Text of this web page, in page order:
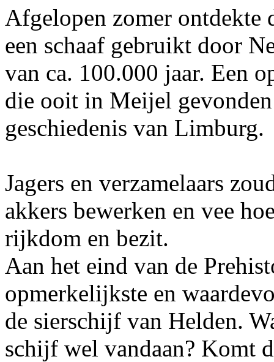
Afgelopen zomer
een schaaf gebruikt door
van ca. 100.000 jaar. Een
die ooit in Meijel
geschiedenis van Limburg.
Jagers en verzamelaars
akkers bewerken en vee
rijkdom en bezit.
Aan het eind van de
opmerkelijkste en
de sierschijf van Helden.
schijf wel vandaan? Komt